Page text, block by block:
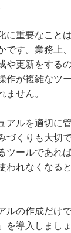
に重要なこと
です。業務上
や更新をする
作が複雑なツ
ません。
アルを適切に
づくりも大切
ツールであれ
われなくなる
ルの作成だけ
を導入しまし